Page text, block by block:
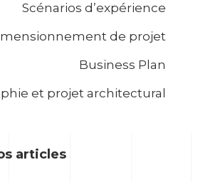
Scénarios d’expérience
de projet
Business Plan
et projet architectural
articles